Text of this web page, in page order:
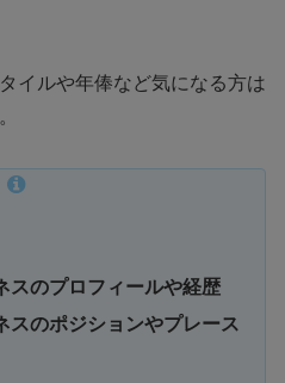
イルや年俸など気になる方は
スのプロフィールや経歴
スのポジションやプレース